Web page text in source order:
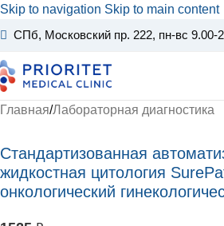
Skip to navigation Skip to main content
СПб, Московский пр. 222, пн-вс 9.00-
Главная/Лабораторная диагностика
Стандартизованная
жидкостная цитология
онкологический